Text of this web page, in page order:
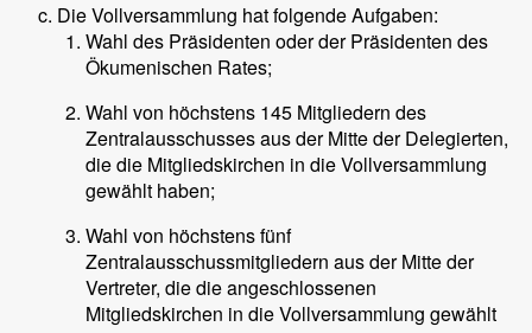
Die Vollversammlung hat folgende Aufgaben:
Wahl des Präsidenten oder der Präsidenten des
Ökumenischen Rates;
Wahl von höchstens 145 Mitgliedern des
Zentralausschusses aus der Mitte der Delegierten,
die die Mitgliedskirchen in die Vollversammlung
gewählt haben;
Wahl von höchstens fünf
Zentralausschussmitgliedern aus der Mitte der
Vertreter, die die angeschlossenen
Mitgliedskirchen in die Vollversammlung gewählt